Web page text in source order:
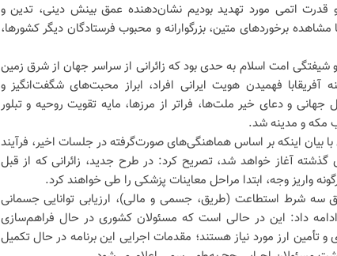
اتمی مورد تهدید بودیم ‌نشان‌دهنده عمق بینش دینی، تدین و
مشاهده برخوردهای متین، بزرگوارانه و محبوب فرستادگان دیگر کشورها،
شیفتگی امت اسلام به حدی بود که زائرانی از سراسر جهان از شرق زمین
آفریقابا فهمیدن هویت ایرانی افراد، ابراز محبت‌های شگفت‌انگیز و
جهانی و دعای خیر ملت‌ها، فراتر از مرزها، مایه تقویت روحیه و تبلور
مکه و مدینه شد.
بیان اینکه بر اساس هماهنگی‌های صورت‌گرفته در جلسات اخیر، فرآیند
گذشته آغاز خواهد شد، تصریح کرد: در طرح جدید، زائرانی که از قبل
واریز وجه، ابتدا مراحل معاینات پزشکی را طی خواهند کرد.
سه شرط استطاعت (طریق، جسمی و مالی)، ارزیابی توانایی جسمانی
ادامه داد: این در حالی است که مسئولان کشوری در حال فراهم‌سازی
تأمین ارز مورد نیاز هستند؛ مقدمات اجرایی این برنامه در حال تکمیل